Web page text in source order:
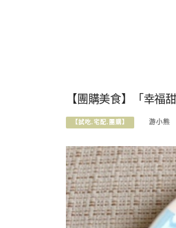
【團購美食】「幸福
【試吃.宅配.團購】 游小熊